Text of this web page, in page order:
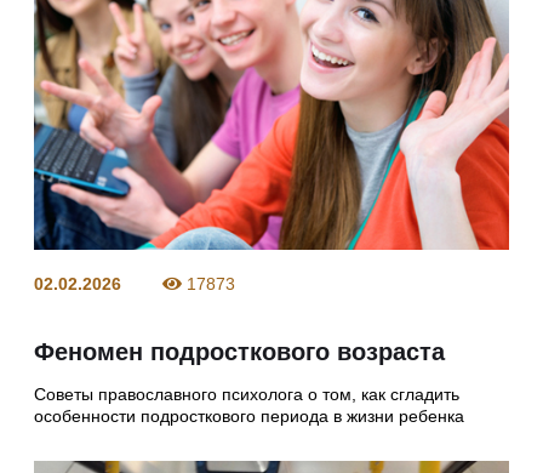
02.02.2026 17873
Феномен подросткового возраста
Советы православного психолога о том, как сгладить
особенности подросткового периода в жизни ребенка